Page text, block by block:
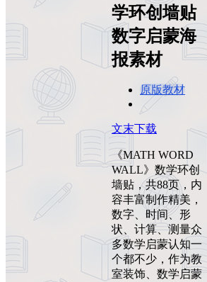
学环创墙贴
数字启蒙海
报素材
原版教材
文末下载
《MATH WORD
WALL》数学环创
墙贴，共88页，内
容丰富制作精美，
数字、时间、形
状、计算、测量众
多数学启蒙认知一
个都不少，作为教
室装饰、数学启蒙